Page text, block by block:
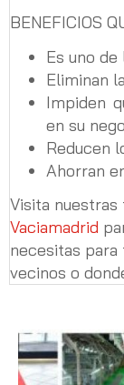
BENEFICIOS
Es uno
Eliminan
Impiden
en su
Reducen
Ahorran
Visita nuestras
Vaciamadrid
necesitas para
vecinos o